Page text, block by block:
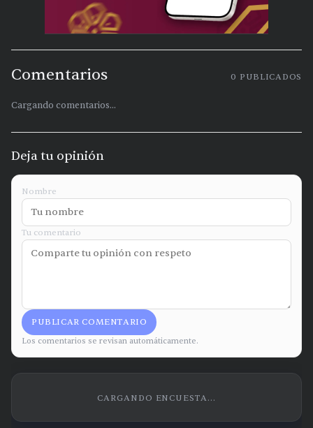
Comentarios 0 PUBLICADOS
Cargando comentarios...
Deja tu opinión
Nombre
Tu comentario
PUBLICAR COMENTARIO
Los comentarios se revisan automáticamente.
CARGANDO ENCUESTA...